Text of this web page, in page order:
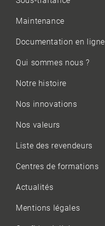
Maintenance
Documentation en ligne
Qui sommes nous ?
Notre histoire
Nos innovations
Nos valeurs
Liste des revendeurs
Centres de formations
Actualités
Mentions légales